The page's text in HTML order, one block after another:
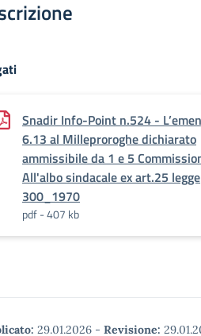
Snadir Info-Point n.524 -
6.13 al Milleproroghe dichiarato
ammissibile da 1 e 5
All'albo sindacale ex art.25 legge
300_1970
pdf - 407 kb
29.01.2026 - Revisione: